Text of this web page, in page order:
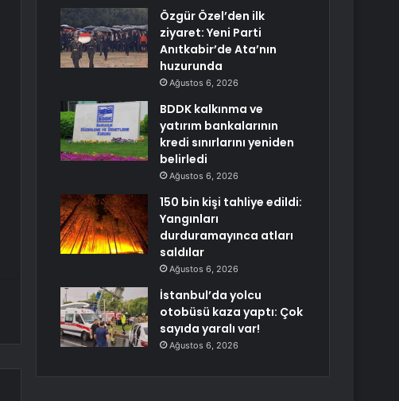
Özgür Özel’den ilk
ziyaret: Yeni Parti
Anıtkabir’de Ata’nın
huzurunda
Ağustos 6, 2026
BDDK kalkınma ve
yatırım bankalarının
kredi sınırlarını yeniden
belirledi
Ağustos 6, 2026
150 bin kişi tahliye edildi:
Yangınları
durduramayınca atları
saldılar
Ağustos 6, 2026
İstanbul’da yolcu
otobüsü kaza yaptı: Çok
sayıda yaralı var!
Ağustos 6, 2026